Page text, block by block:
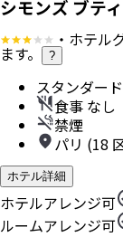
シモンズ ブテ
・ホテル
ます。 ?
スタンダー
食事 なし
禁煙
パリ (18
ホテル詳細
ホテルアレンジ可
ルームアレンジ可